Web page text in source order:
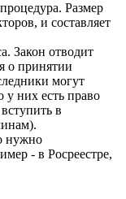
Размер
и составляет
Закон отводит
о принятии
могут
у них есть право
в
нужно
- в Росреестре,